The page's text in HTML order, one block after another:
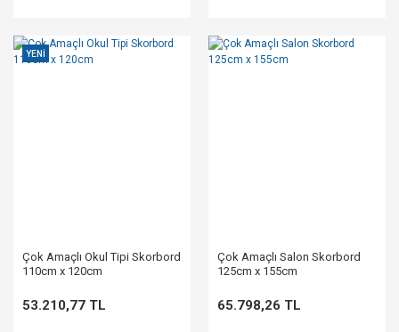
YENİ
Çok Amaçlı Okul Tipi Skorbord
110cm x 120cm
53.210,77 TL
Çok Amaçlı Salon Skorbord
125cm x 155cm
65.798,26 TL